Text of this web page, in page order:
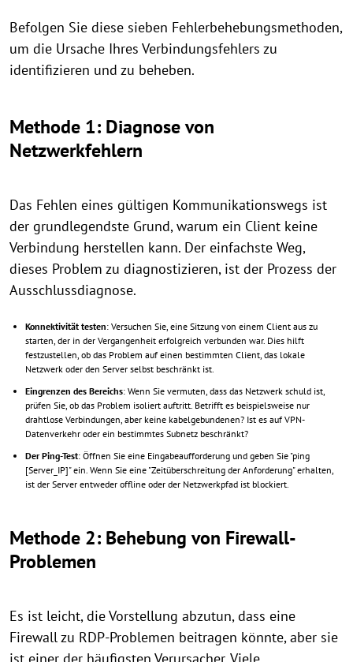
Befolgen Sie diese sieben Fehlerbehebungsmethoden,
um die Ursache Ihres Verbindungsfehlers zu
identifizieren und zu beheben.
Methode 1: Diagnose von
Netzwerkfehlern
Das Fehlen eines gültigen Kommunikationswegs ist
der grundlegendste Grund, warum ein Client keine
Verbindung herstellen kann. Der einfachste Weg,
dieses Problem zu diagnostizieren, ist der Prozess der
Ausschlussdiagnose.
Konnektivität testen: Versuchen Sie, eine Sitzung von einem Client aus zu
starten, der in der Vergangenheit erfolgreich verbunden war. Dies hilft
festzustellen, ob das Problem auf einen bestimmten Client, das lokale
Netzwerk oder den Server selbst beschränkt ist.
Eingrenzen des Bereichs: Wenn Sie vermuten, dass das Netzwerk schuld ist,
prüfen Sie, ob das Problem isoliert auftritt. Betrifft es beispielsweise nur
drahtlose Verbindungen, aber keine kabelgebundenen? Ist es auf VPN-
Datenverkehr oder ein bestimmtes Subnetz beschränkt?
Der Ping-Test: Öffnen Sie eine Eingabeaufforderung und geben Sie "ping
[Server_IP]" ein. Wenn Sie eine "Zeitüberschreitung der Anforderung" erhalten,
ist der Server entweder offline oder der Netzwerkpfad ist blockiert.
Methode 2: Behebung von Firewall-
Problemen
Es ist leicht, die Vorstellung abzutun, dass eine
Firewall zu RDP-Problemen beitragen könnte, aber sie